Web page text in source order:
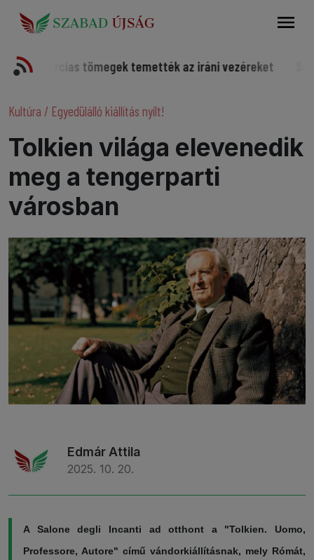
tömegek temették az iráni vezéreket Somorjai
Kultúra / Egyedülálló kiállítás nyílt!
Tolkien világa elevenedik
meg a tengerparti
városban
Edmár Attila
2025. 10. 20.
A Salone degli Incanti ad otthont a "Tolkien. Uomo,
Professore, Autore" című vándorkiállításnak, mely Rómát,